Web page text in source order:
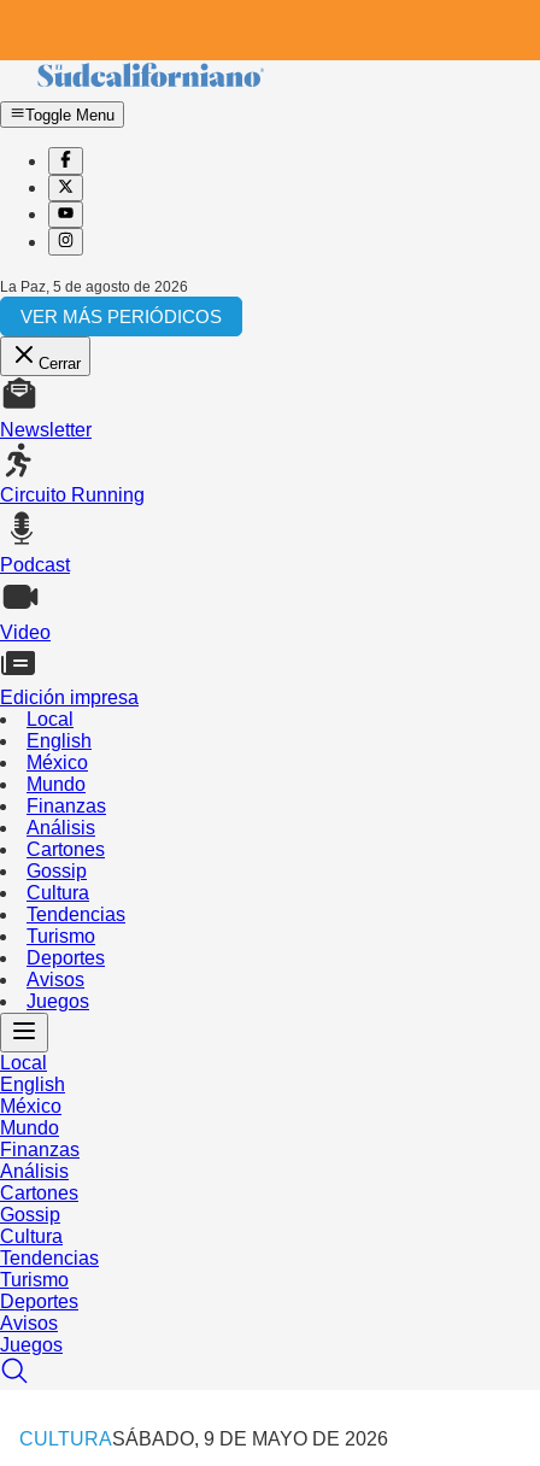
Toggle Menu
La Paz 5 de agosto de 2026
VER MÁS PERIÓDICOS
Cerrar
Newsletter
Circuito Running
Podcast
Video
Edición impresa
Local
English
México
Mundo
Finanzas
Análisis
Cartones
Gossip
Cultura
Tendencias
Turismo
Deportes
Avisos
Juegos
Local
English
México
Mundo
Finanzas
Análisis
Cartones
Gossip
Cultura
Tendencias
Turismo
Deportes
Avisos
Juegos
CULTURASÁBADO, 9 DE MAYO DE 2026